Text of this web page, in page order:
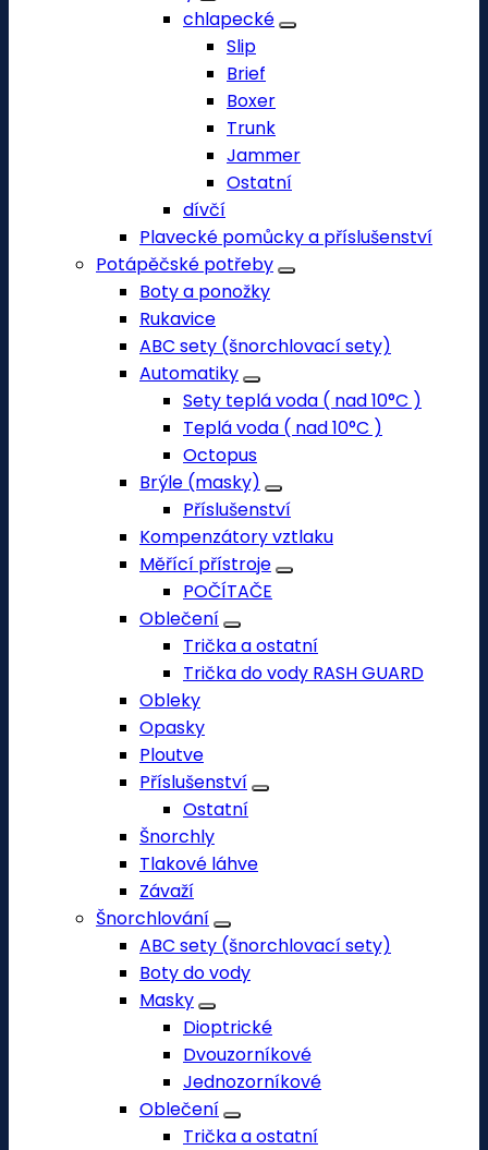
chlapecké
Slip
Brief
Boxer
Trunk
Jammer
Ostatní
dívčí
Plavecké pomůcky a příslušenství
Potápěčské potřeby
Boty a ponožky
Rukavice
ABC sety (šnorchlovací sety)
Automatiky
Sety teplá voda ( nad 10°C )
Teplá voda ( nad 10°C )
Octopus
Brýle (masky)
Příslušenství
Kompenzátory vztlaku
Měřící přístroje
POČÍTAČE
Oblečení
Trička a ostatní
Trička do vody RASH GUARD
Obleky
Opasky
Ploutve
Příslušenství
Ostatní
Šnorchly
Tlakové láhve
Závaží
Šnorchlování
ABC sety (šnorchlovací sety)
Boty do vody
Masky
Dioptrické
Dvouzorníkové
Jednozorníkové
Oblečení
Trička a ostatní